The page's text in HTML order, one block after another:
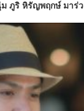
ภูริ หิรัญพฤกษ์ มาร่